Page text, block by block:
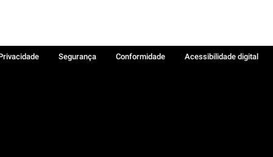
Segurança Conformidade
Acessibilidade digital